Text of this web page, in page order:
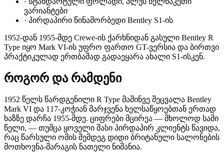
ვარიანტები
· პირდაპირი წინამორბედი Bentley S1-ის
1952-დან 1955-მდე Crewe-ის ქარხნიდან გასული Bentley R
Type იყო Mark VI-ის უფრო ფართო GT-ვერსია და ბირთვი
პრაქტიკულად ერთბაშად გადაეყარა ახალი S1-ისკენ.
როგორ და რამდენი
1952 წელს წარდგენილი R Type მაშინვე შეცვალა Bentley
Mark VI და 117-კოჭიან მარჯვენა ხელსაწყოებთან ერთად
ხაზზე დარჩა 1955-მდე. ციფრები მცირეა — მხოლოდ სამი
წელი, — თუმცა ყოველი შასი პირდაპირ კლიენტს წავიდა,
რაც წარსული ომის შემდეგ დიდი ბრიტანული სალონების
მოთხოვნა-მარაგის ნათელი ნიშანია.